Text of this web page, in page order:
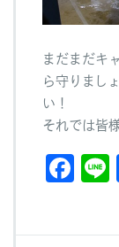
まだまだキ
ら守りまし
い！
それでは皆
F